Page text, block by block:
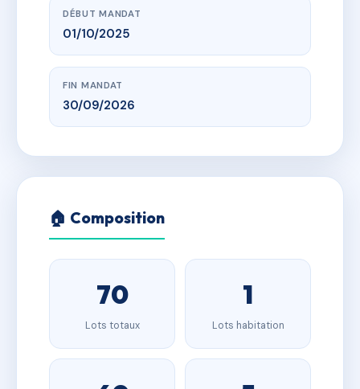
DÉBUT MANDAT
01/10/2025
FIN MANDAT
30/09/2026
🏠 Composition
70
Lots totaux
1
Lots habitation